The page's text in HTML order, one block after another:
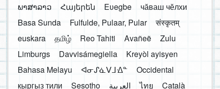
ພາສາລາວ
Հայերեն Eʋegbe
чӑваш чӗлхи
Basa Sunda
Fulfulde, Pulaar, Pular
संस्कृतम्
euskara
தமிழ் Reo Tahiti Avañeẽ
Zulu
Limburgs
Davvisámegiella
Kreyòl ayisyen
Bahasa Melayu
ᐊᓂᔑᓈᐯᒧᐎᓐ
Occidental
кыргыз тили
Sesotho العربية ไทย Català